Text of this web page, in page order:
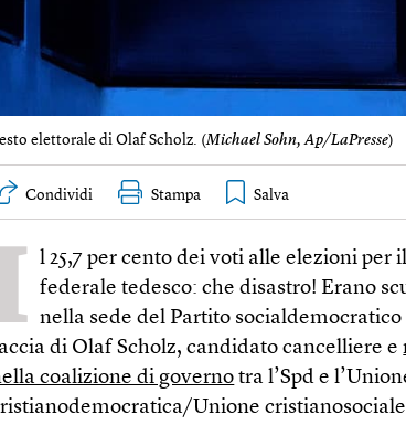
elettorale di Olaf Scholz. (Michael Sohn, Ap/LaPresse)
Condividi Stampa
l 25,7 per cento dei voti alle elezioni per
federale tedesco: che disastro! Erano
nella sede del Partito socialdemocratico
di Olaf Scholz, candidato cancelliere e
coalizione di governo tra l’Spd e
Unione